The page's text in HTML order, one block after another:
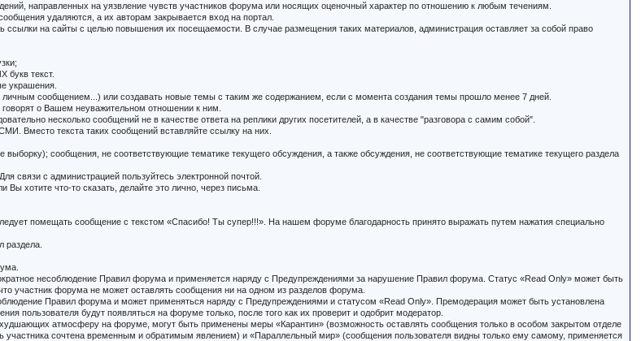
направленных на уязвление чувств участников форума или носящих оценочный характер по отношению к любым течениям.
удаляются, а их авторам закрывается вход на портал.
на сайты с целью повышения их посещаемости. В случае размещения таких материалов, администрация оставляет за собой право
букв текст.
украшения.
сообщением...) или создавать новые темы с таким же содержанием, если с момента создания темы прошло менее 7 дней.
о Вашем неуважительном отношении к ним.
несколько сообщений не в качестве ответа на реплики других посетителей, а в качестве "разговора с самим собой".
Вместо текста таких сообщений вставляйте ссылку на них.
сообщения, не соответствующие тематике текущего обсуждения, а также обсуждения, не соответствующие тематике текущего раздела
связи с администрацией пользуйтесь электронной почтой.
хотите что-то сказать, делайте это лично, через письма.
помещать сообщение с текстом «Спасибо! Ты супер!!!». На нашем форуме благодарность принято выражать путем нажатия специально
раздела.
несоблюдение Правил форума и применяется наряду с Предупреждениями за нарушение Правил форума. Статус «Read Only» может быть
участник форума не может оставлять сообщения ни на одном из разделов форума.
Правил форума и может применяться наряду с Предупреждениями и статусом «Read Only». Премодерация может быть установлена
пользователя будут появляться на форуме только, после того как их проверит и одобрит модератор.
атмосферу на форуме, могут быть применены меры «Карантин» (возможность оставлять сообщения только в особом закрытом отделе
участника сочтена временным и обратимым явлением) и «Параллельный мир» (сообщения пользователя видны только ему самому, применяется